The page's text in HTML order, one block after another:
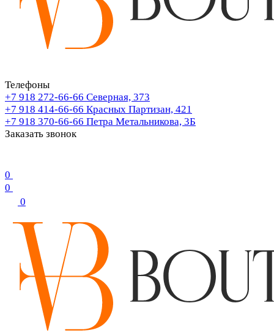
Телефоны
+7 918 272-66-66 Северная, 373
+7 918 414-66-66 Красных Партизан, 421
+7 918 370-66-66 Петра Метальникова, 3Б
Заказать звонок
0
0
0